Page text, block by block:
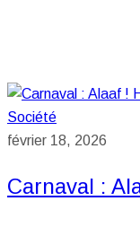
Société
février 18, 2026
Carnaval :